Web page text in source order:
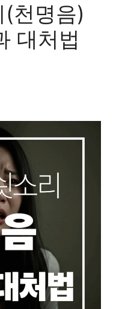
천명음)
대처법